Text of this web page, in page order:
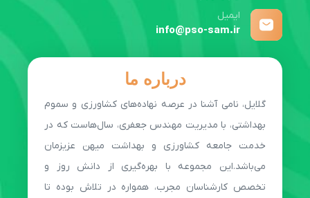
درباره ما
گلایل، نامی آشنا در عرصه نهاده‌های کشاورزی و سموم
بهداشتی، با مدیریت مهندس جعفری، سال‌هاست که در
خدمت جامعه کشاورزی و بهداشت میهن عزیزمان
می‌باشد.این مجموعه با بهره‌گیری از دانش روز و
تخصص کارشناسان مجرب، همواره در تلاش بوده تا
ایمیل
info@pso-sam.ir